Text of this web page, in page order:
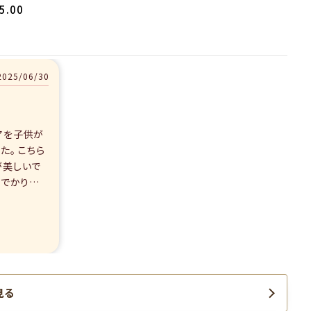
5.00
06/30
を子供が
。 こちら
しいで
る